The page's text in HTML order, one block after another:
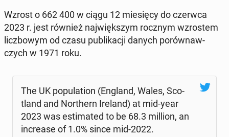
Wzrost o 662 400 w ciągu 12 mie­się­cy do czerwca
2023 r. jest również naj­więk­szym rocznym wzro­stem
licz­bo­wym od czasu pu­bli­ka­cji danych po­rów­naw­
czych w 1971 roku.
The UK po­pu­la­tion (England, Wales, Sco­
tland and Nor­thern Ireland) at mid-year
2023 was es­ti­ma­ted to be 68.3 million, an
in­cre­ase of 1.0% since mid-2022.